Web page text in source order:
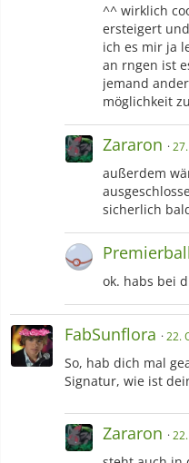
^^ wirklich
ersteigert
ich es mir ja
an rngen ist
jemand
möglichkeit
Zararon
außerdem
sicherlich
Premierball
ok. habs bei
FabSunflora 22.
So, hab dich mal
Signatur, wie ist
Zararon